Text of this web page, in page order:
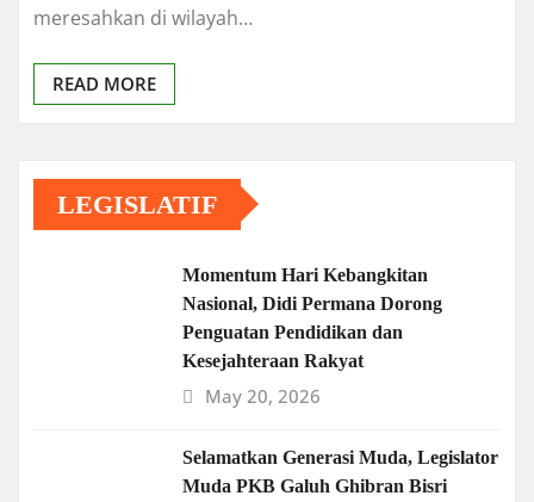
meresahkan di wilayah…
READ MORE
LEGISLATIF
Momentum Hari Kebangkitan
Nasional, Didi Permana Dorong
Penguatan Pendidikan dan
Kesejahteraan Rakyat
May 20, 2026
Selamatkan Generasi Muda, Legislator
Muda PKB Galuh Ghibran Bisri